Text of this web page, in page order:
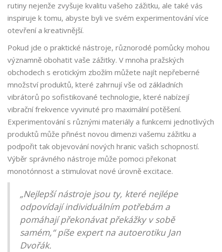
rutiny nejenže zvyšuje kvalitu vašeho zážitku, ale také vás
inspiruje k tomu, abyste byli ve svém experimentování více
otevření a kreativnější.
Pokud jde o praktické nástroje, různorodé pomůcky mohou
významně obohatit vaše zážitky. V mnoha pražských
obchodech s erotickým zbožím můžete najít nepřeberné
množství produktů, které zahrnují vše od základních
vibrátorů po sofistikované technologie, které nabízejí
vibrační frekvence vyvinuté pro maximální potěšení.
Experimentování s různými materiály a funkcemi jednotlivých
produktů může přinést novou dimenzi vašemu zážitku a
podpořit tak objevování nových hranic vašich schopností.
Výběr správného nástroje může pomoci překonat
monotónnost a stimulovat nové úrovně excitace.
„Nejlepší nástroje jsou ty, které nejlépe
odpovídají individuálním potřebám a
pomáhají překonávat překážky v sobě
samém,“ píše expert na autoerotiku Jan
Dvořák.